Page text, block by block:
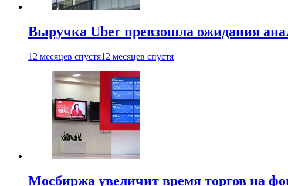
Выручка Uber превзошла ожидания
12 месяцев спустя12 месяцев спустя
Мосбиржа увеличит время торгов на